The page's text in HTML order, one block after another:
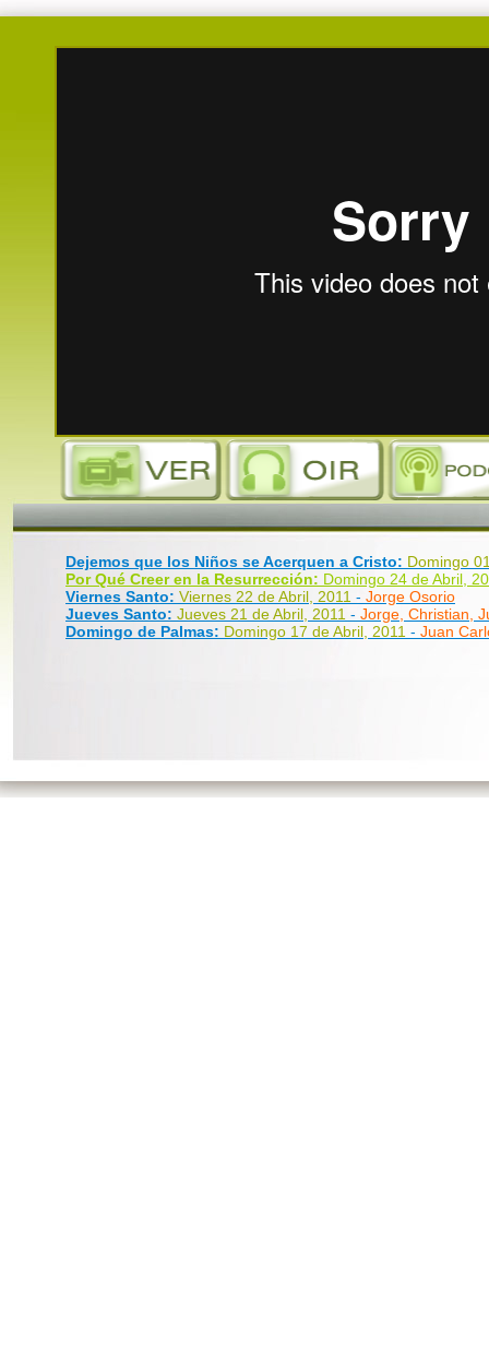
Dejemos que los Niños se Acerquen a Cristo: Domingo
Por Qué Creer en la Resurrección: Domingo 24 de Abril,
Viernes Santo: Viernes 22 de Abril, 2011 - Jorge Osorio
Jueves Santo: Jueves 21 de Abril, 2011 - Jorge, Christian,
Domingo de Palmas: Domingo 17 de Abril, 2011 - Juan